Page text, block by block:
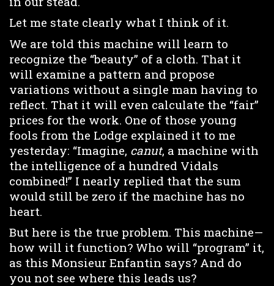
Let me state clearly what I think of it.
We are told this machine will learn to
recognize the “beauty” of a cloth. That it
will examine a pattern and propose
variations without a single man having to
reflect. That it will even calculate the “fair”
prices for the work. One of those young
fools from the Lodge explained it to me
yesterday: “Imagine, canut, a machine with
the intelligence of a hundred Vidals
combined!” I nearly replied that the sum
would still be zero if the machine has no
heart.
But here is the true problem. This machine—
how will it function? Who will “program” it,
as this Monsieur Enfantin says? And do
you not see where this leads us?